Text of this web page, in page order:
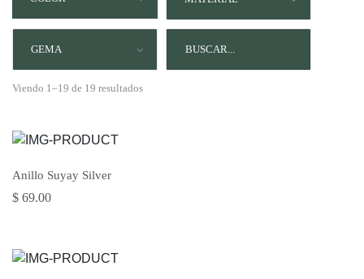
GEMA
Viendo 1–19 de 19 resultados
Anillo Suyay Silver
$ 69.00